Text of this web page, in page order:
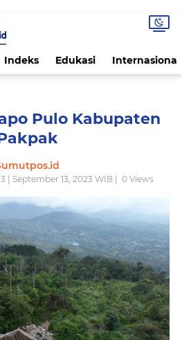
Indeks Edukasi Internasional
Pulo Kabupaten
| September 13, 2023 WIB | 0Views